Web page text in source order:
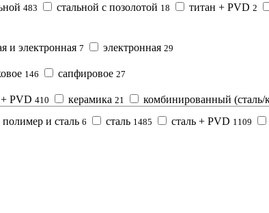
483 стальной с позолотой 18 титан + PVD 2
и электронная 7 электронная 29
146 сапфировое 27
PVD 410 керамика 21 комбинированный (сталь/
полимер и сталь 6 сталь 1485 сталь + PVD 1109